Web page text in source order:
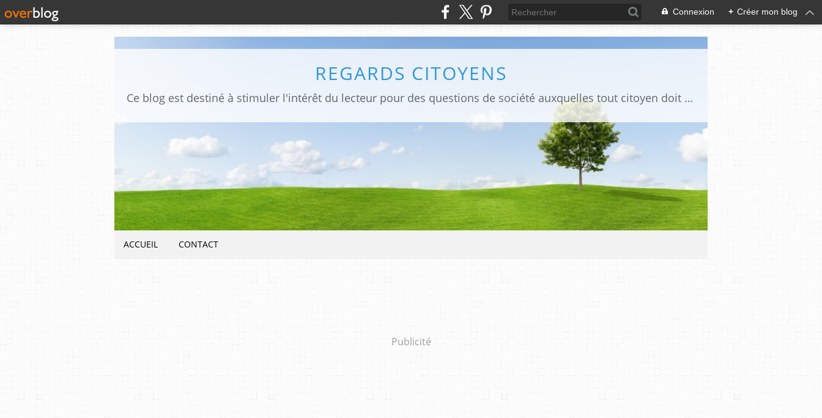
Connexion + Créer mon blog
REGARDS CITOYENS
Ce blog est destiné à stimuler l'intérêt du lecteur pour des questions de société auxquelles tout citoyen doit être en mesure d'apporter des réponses, individuelles ou collectives, en conscience et en responsabilité !
ACCUEIL CONTACT
Publicité